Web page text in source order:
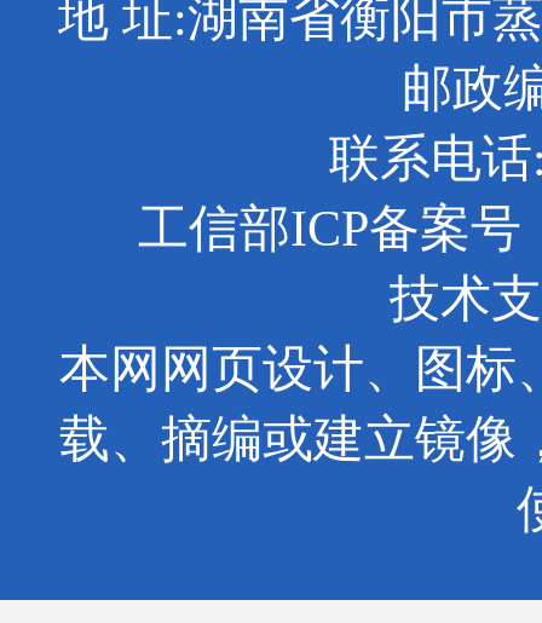
地 址:湖南省衡阳市
邮政
联系电话
工信部ICP备案号
技术
本网网页设计、图标
载、摘编或建立镜像